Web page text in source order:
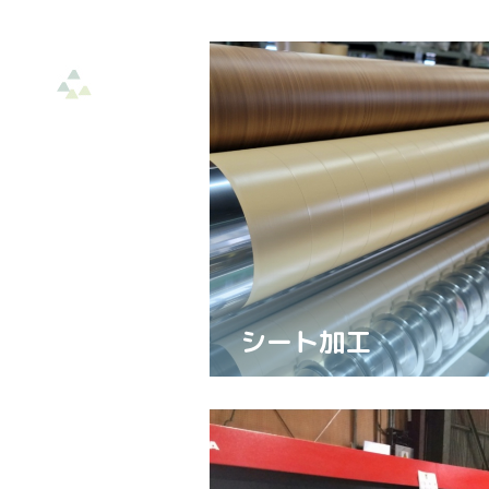
シート加工